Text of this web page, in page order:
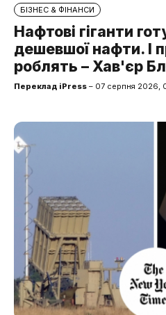
БІЗНЕС & ФІНАНСИ
Нафтові гіганти
дешевшої нафти. І
роблять – Хав'єр
Переклад iPress – 07 серпня 2026,